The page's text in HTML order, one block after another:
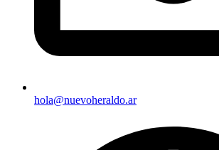
hola@nuevoheraldo.ar